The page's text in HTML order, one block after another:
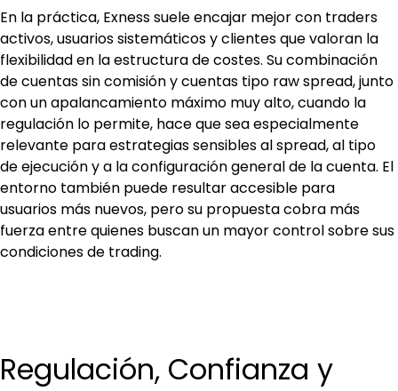
En la práctica, Exness suele encajar mejor con traders
activos, usuarios sistemáticos y clientes que valoran la
flexibilidad en la estructura de costes. Su combinación
de cuentas sin comisión y cuentas tipo raw spread, junto
con un apalancamiento máximo muy alto, cuando la
regulación lo permite, hace que sea especialmente
relevante para estrategias sensibles al spread, al tipo
de ejecución y a la configuración general de la cuenta. El
entorno también puede resultar accesible para
usuarios más nuevos, pero su propuesta cobra más
fuerza entre quienes buscan un mayor control sobre sus
condiciones de trading.
Regulación, Confianza y